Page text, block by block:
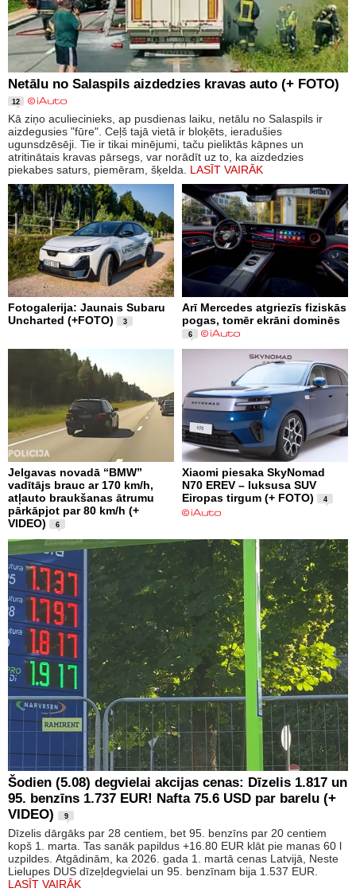
Netālu no Salaspils aizdedzies kravas auto (+ FOTO)
12
Kā ziņo aculiecinieks, ap pusdienas laiku, netālu no Salaspils ir
aizdegusies "fūre". Ceļš tajā vietā ir bloķēts, ieradušies
ugunsdzēsēji. Tie ir tikai minējumi, taču pieliktās kāpnes un
atritinātais kravas pārsegs, var norādīt uz to, ka aizdedzies
piekabes saturs, piemēram, šķelda. LASĪT VAIRĀK
Fotogalerija: Jaunais Subaru
Uncharted (+FOTO)
3
Arī Mercedes atgriezīs fiziskās
pogas, tomēr ekrāni dominēs
6
Jelgavas novadā “BMW”
vadītājs brauc ar 170 km/h,
atļauto braukšanas ātrumu
pārkāpjot par 80 km/h (+
VIDEO)
6
Xiaomi piesaka SkyNomad
N70 EREV – luksusa SUV
Eiropas tirgum (+ FOTO)
4
Šodien (5.08) degvielai akcijas cenas: Dīzelis 1.817 un
95. benzīns 1.737 EUR! Nafta 75.6 USD par barelu (+
VIDEO)
9
Dīzelis dārgāks par 28 centiem, bet 95. benzīns par 20 centiem
kopš 1. marta. Tas sanāk papildus +16.80 EUR klāt pie manas 60 l
uzpildes. Atgādinām, ka 2026. gada 1. martā cenas Latvijā, Neste
Lielupes DUS dīzeļdegvielai un 95. benzīnam bija 1.537 EUR.
LASĪT VAIRĀK